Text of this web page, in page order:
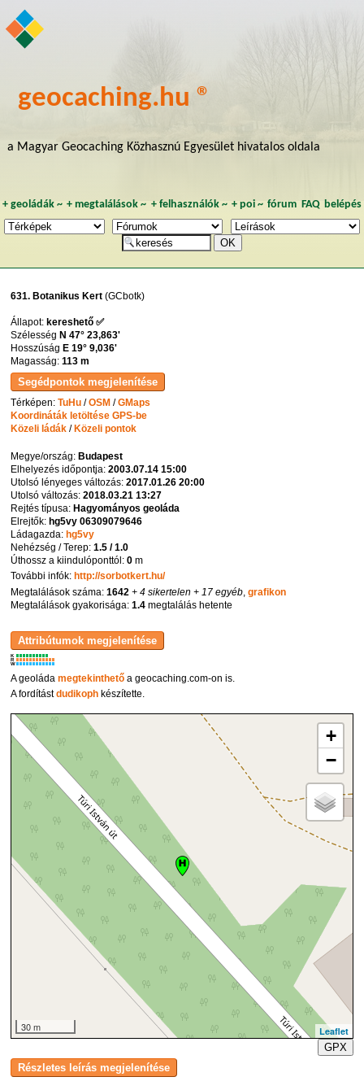
geocaching.hu ®
a Magyar Geocaching Közhasznú Egyesület hivatalos oldala
+ geoládák~ +megtalálások ~ + felhasználók~ + poi~ fórum FAQ belépés
631. Botanikus Kert (GCbotk)
Állapot:kereshető ✅
SzélességN 47° 23,863'
HosszúságE 19° 9,036'
Magasság:113 m
Térképen:TuHu /OSM /GMaps
Koordináták letöltése GPS-be
Közeli ládák /Közeli pontok
Megye/ország:Budapest
Elhelyezés időpontja:2003.07.14 15:00
Utolsó lényeges változás:2017.01.26 20:00
Utolsó változás:2018.03.21 13:27
Rejtés típusa:Hagyományos geoláda
Elrejtők:hg5vy 06309079646
Ládagazda:hg5vy
Nehézség / Terep:1.5 / 1.0
Úthossz a kiindulóponttól:0 m
További infók: http://sorbotkert.hu/
Megtalálások száma:1642 + 4 sikertelen + 17 egyéb,grafikon
Megtalálások gyakorisága:1.4 megtalálás hetente
K
R
W
A geoládamegtekinthető a geocaching.com-on is.
A fordítástdudikoph készítette.
+
−
30 m
Leaflet
GPX